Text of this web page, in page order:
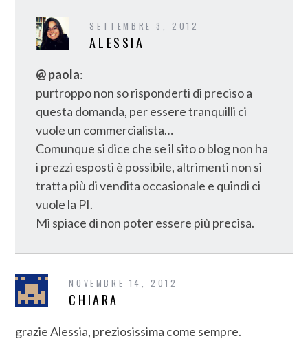
SETTEMBRE 3, 2012
ALESSIA
@ paola:
purtroppo non so risponderti di preciso a
questa domanda, per essere tranquilli ci
vuole un commercialista…
Comunque si dice che se il sito o blog non ha
i prezzi esposti è possibile, altrimenti non si
tratta più di vendita occasionale e quindi ci
vuole la PI.
Mi spiace di non poter essere più precisa.
NOVEMBRE 14, 2012
CHIARA
grazie Alessia, preziosissima come sempre.